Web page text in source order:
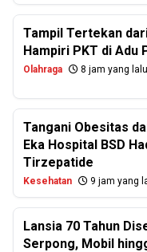
Tampil Tertekan
Hampiri PKT di Adu
Olahraga 8 jam yang lalu
Tangani Obesitas
Eka Hospital BSD
Tirzepatide
Kesehatan 9 jam yang
Lansia 70 Tahun
Serpong, Mobil